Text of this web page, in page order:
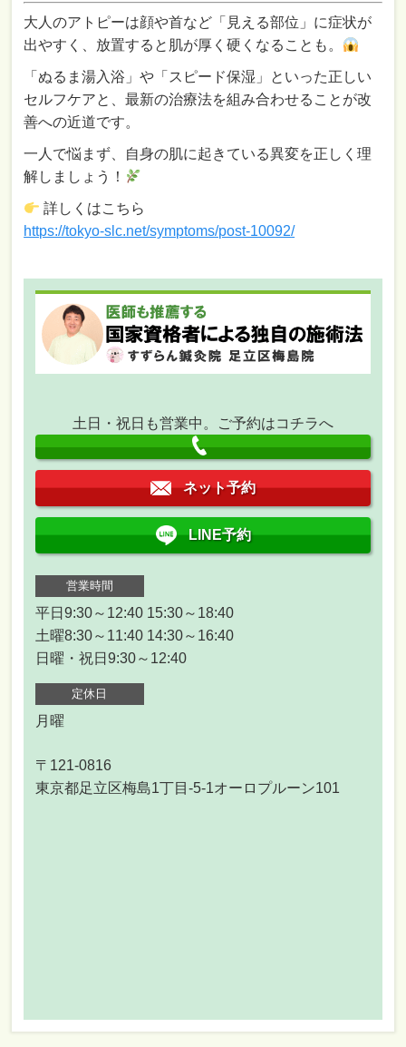
大人のアトピーは顔や首など「見える部位」に症状が
出やすく、放置すると肌が厚く硬くなることも。
「ぬるま湯入浴」や「スピード保湿」といった正しい
セルフケアと、最新の治療法を組み合わせることが改
善への近道です。
一人で悩まず、自身の肌に起きている異変を正しく理
解しましょう！
詳しくはこちら
https://tokyo-slc.net/symptoms/post-10092/
土日・祝日も営業中。ご予約はコチラへ
ネット予約
LINE予約
営業時間
平日9:30～12:40 15:30～18:40
土曜8:30～11:40 14:30～16:40
日曜・祝日9:30～12:40
定休日
月曜
〒121-0816
東京都足立区梅島1丁目-5-1オーロプルーン101